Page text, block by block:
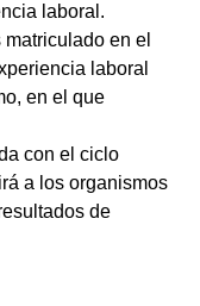
laboral.
en el
laboral
en el que
con el ciclo
a los organismos
de